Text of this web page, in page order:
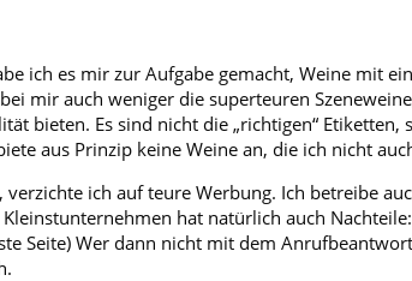
ich es mir zur Aufgabe gemacht, Weine mit
mir auch weniger die superteuren
bieten. Es sind nicht die „richtigen“
aus Prinzip keine Weine an, die ich nicht
verzichte ich auf teure Werbung. Ich betreibe
hat natürlich auch
Seite) Wer dann nicht mit dem